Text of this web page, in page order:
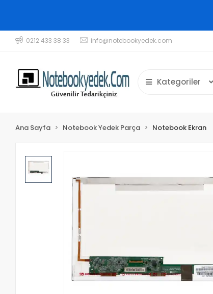
0212 433 38 33 info@notebookyedek.com
Kategoriler
Ana Sayfa Notebook Yedek Parça Notebook Ekran